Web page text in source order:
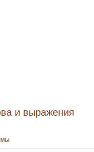
и выражения